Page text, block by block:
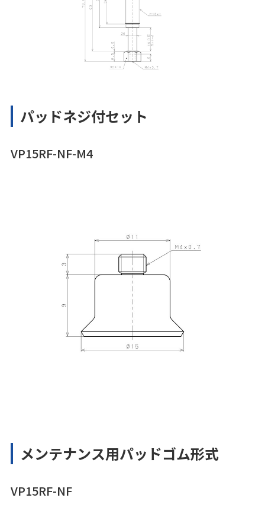
パッドネジ付セット
VP15RF-NF-M4
メンテナンス用パッドゴム形式
VP15RF-NF